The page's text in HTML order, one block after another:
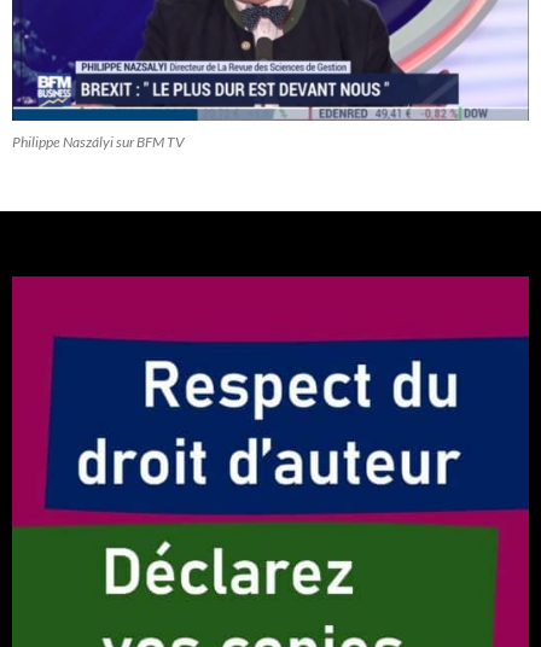
Philippe Naszályi sur BFM TV